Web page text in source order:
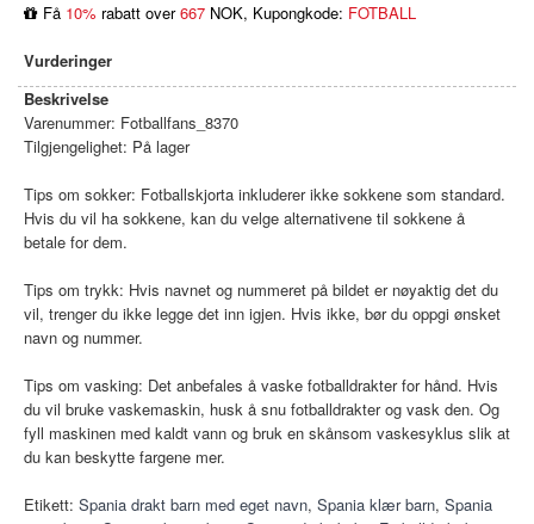
Få 10% rabatt over667 NOK, Kupongkode: FOTBALL
Vurderinger
Beskrivelse
Varenummer: Fotballfans_8370
Tilgjengelighet: På lager
Tips om sokker: Fotballskjorta inkluderer ikke sokkene som standard.
Hvis du vil ha sokkene, kan du velge alternativene til sokkene å
betale for dem.
Tips om trykk: Hvis navnet og nummeret på bildet er nøyaktig det du
vil, trenger du ikke legge det inn igjen. Hvis ikke, bør du oppgi ønsket
navn og nummer.
Tips om vasking: Det anbefales å vaske fotballdrakter for hånd. Hvis
du vil bruke vaskemaskin, husk å snu fotballdrakter og vask den. Og
fyll maskinen med kaldt vann og bruk en skånsom vaskesyklus slik at
du kan beskytte fargene mer.
Etikett: Spania drakt barn med eget navn, Spania klær barn, Spania